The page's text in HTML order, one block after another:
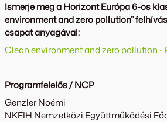
Ismerje meg a Horizont Európa 6-os
environment and zero pollution”
csapat anyagával:
Clean environment and zero pollution -
Programfelelős / NCP
Genzler Noémi
NKFIH Nemzetközi Együttműködési